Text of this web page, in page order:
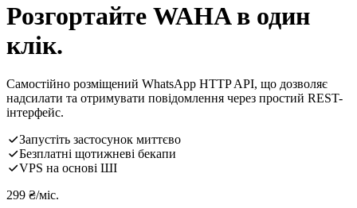
Розгортайте WAHA в один
клік.
Самостійно розміщений WhatsApp HTTP API, що дозволяє
надсилати та отримувати повідомлення через простий REST-
інтерфейс.
Запустіть застосунок миттєво
Безплатні щотижневі бекапи
VPS на основі ШІ
299 ₴/міс.